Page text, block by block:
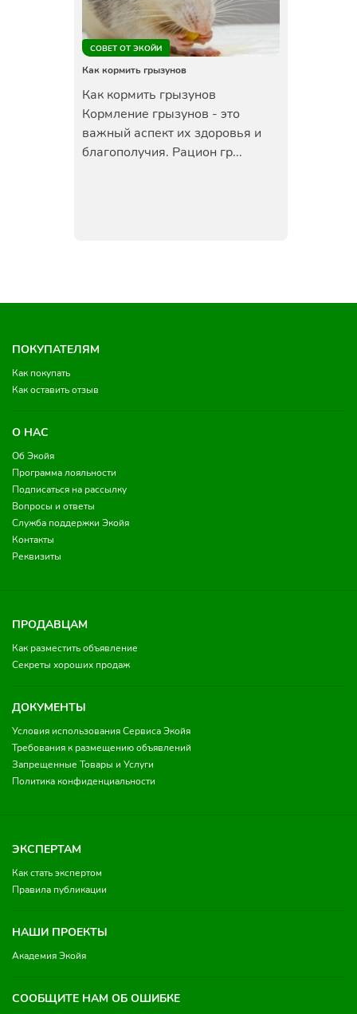
СОВЕТ ОТ ЭКОЙИ
Как кормить грызунов
Как кормить грызунов
Кормление грызунов - это
важный аспект их здоровья и
благополучия. Рацион гр...
ПОКУПАТЕЛЯМ
Как покупать
Как оставить отзыв
О НАС
Об Экойя
Программа лояльности
Подписаться на рассылку
Вопросы и ответы
Служба поддержки Экойя
Контакты
Реквизиты
ПРОДАВЦАМ
Как разместить объявление
Секреты хороших продаж
ДОКУМЕНТЫ
Условия использования Сервиса Экойя
Требования к размещению объявлений
Запрещенные Товары и Услуги
Политика конфиденциальности
ЭКСПЕРТАМ
Как стать экспертом
Правила публикации
НАШИ ПРОЕКТЫ
Академия Экойя
СООБЩИТЕ НАМ ОБ ОШИБКЕ